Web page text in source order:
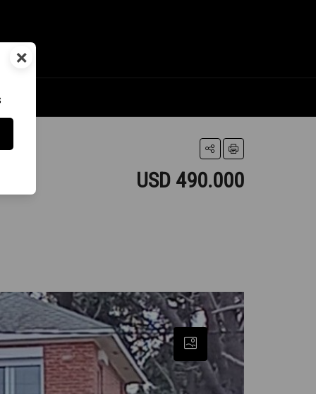
×
USD 490.000